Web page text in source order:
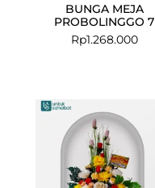
BUNGA MEJA
PROBOLINGGO 7
Rp1.268.000